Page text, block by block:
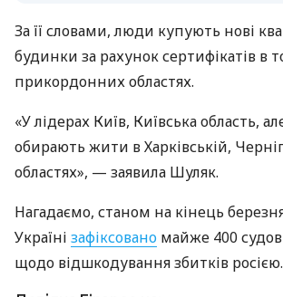
За її словами, люди купують нові
будинки за рахунок сертифікатів в
прикордонних областях.
«У лідерах Київ, Київська область,
обирають жити в Харківській,
областях», — заявила Шуляк.
Нагадаємо, станом на кінець
Україні зафіксовано майже 400
щодо відшкодування збитків росією.